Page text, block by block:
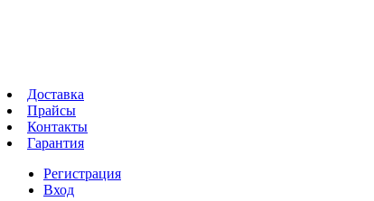
Доставка
Прайсы
Контакты
Гарантия
Регистрация
Вход